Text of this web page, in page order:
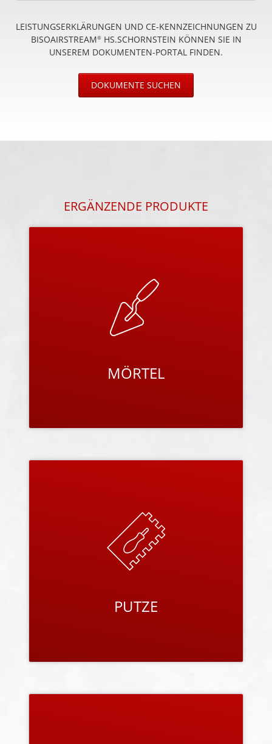
LEISTUNGSERKLÄRUNGEN UND CE-KENNZEICHNUNGEN ZU
BISOAIRSTREAM®HS.SCHORNSTEIN KÖNNEN SIE IN
UNSEREM DOKUMENTEN-PORTAL FINDEN.
DOKUMENTE SUCHEN
ERGÄNZENDE PRODUKTE
Mit individuell und fein abgestimmten
Mörtelprodukten zeigt Bisotherm seine ganze
Performance der ökologischen und
hochwärmedämmenden Mauersteinprodukte.
Das ökologische Kalk-Putz-System BISOGREEN
und weitere BISOGREEN
-Putze optimieren die
einzigartigen Vorzüge von BISOGREEN
Bisotherm-Mauerwerk auf höchstem Niveau.